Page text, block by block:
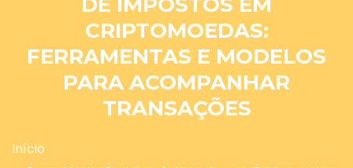
CRIPTOMOEDAS:
FERRAMENTAS E MODELOS
PARA ACOMPANHAR
TRANSAÇÕES
Início